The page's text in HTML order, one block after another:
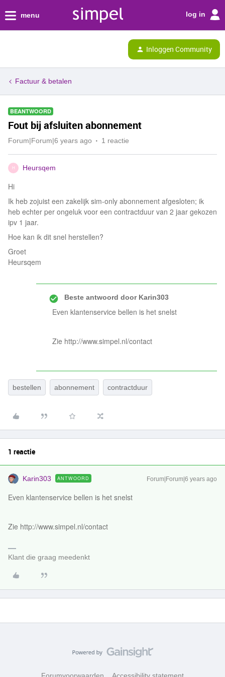
menu log in
Inloggen Community
Factuur & betalen
BEANTWOORD
Fout bij afsluiten abonnement
Forum|Forum|6 years ago 1 reactie
H Heursqem
Hi
Ik heb zojuist een zakelijk sim-only abonnement afgesloten; ik
heb echter per ongeluk voor een contractduur van 2 jaar gekozen
ipv 1 jaar.
Hoe kan ik dit snel herstellen?
Groet
Heursqem
Beste antwoord doorKarin303
Even klantenservice bellen is het snelst
Zie http://www.simpel.nl/contact
bestellen abonnement contractduur
1 reactie
Karin303 ANTWOORD Forum|Forum|6 years ago
Even klantenservice bellen is het snelst
Zie http://www.simpel.nl/contact
Klant die graag meedenkt